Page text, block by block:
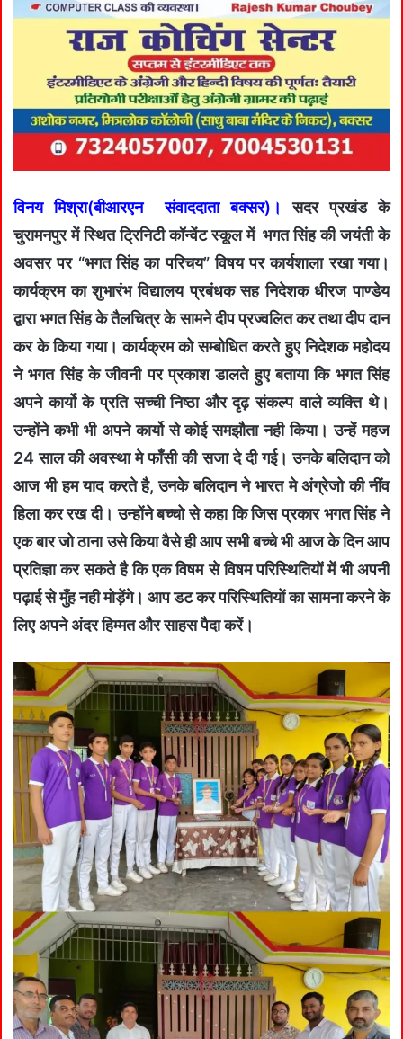
विनय मिश्रा(बीआरएन संवाददाता बक्सर)।सदर प्रखंड के
चुरामनपुर में स्थित ट्रिनिटी कॉन्वेंट स्कूल में भगत सिंह की जयंती के
अवसर पर “भगत सिंह का परिचय” विषय पर कार्यशाला रखा गया।
कार्यक्रम का शुभारंभ विद्यालय प्रबंधक सह निदेशक धीरज पाण्डेय
द्वारा भगत सिंह के तैलचित्र के सामने दीप प्रज्वलित कर तथा दीप दान
कर के किया गया। कार्यक्रम को सम्बोधित करते हुए निदेशक महोदय
ने भगत सिंह के जीवनी पर प्रकाश डालते हुए बताया कि भगत सिंह
अपने कार्यो के प्रति सच्ची निष्ठा और दृढ़ संकल्प वाले व्यक्ति थे।
उन्होंने कभी भी अपने कार्यो से कोई समझौता नही किया। उन्हें महज
24 साल की अवस्था मे फाँसी की सजा दे दी गई। उनके बलिदान को
आज भी हम याद करते है, उनके बलिदान ने भारत मे अंग्रेजो की नींव
हिला कर रख दी। उन्होंने बच्चो से कहा कि जिस प्रकार भगत सिंह ने
एक बार जो ठाना उसे किया वैसे ही आप सभी बच्चे भी आज के दिन आप
प्रतिज्ञा कर सकते है कि एक विषम से विषम परिस्थितियों में भी अपनी
पढ़ाई से मुँह नही मोड़ेंगे। आप डट कर परिस्थितियों का सामना करने के
लिए अपने अंदर हिम्मत और साहस पैदा करें।